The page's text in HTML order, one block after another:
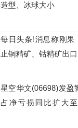
造型、冰球大小
每日头条!消息称刚果
止铜精矿、钴精矿出
星空华文(06698)发盈
占净亏损同比扩大